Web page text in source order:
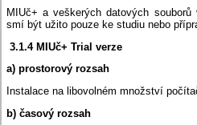
MIUč+ a veškerých datových
smí být užito pouze ke studiu nebo
3.1.4 MIUč+ Trial verze
a) prostorový rozsah
Instalace na libovolném množství
b) časový rozsah